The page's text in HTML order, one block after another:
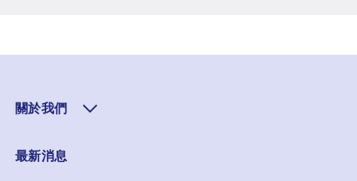
關於我們
最新消息